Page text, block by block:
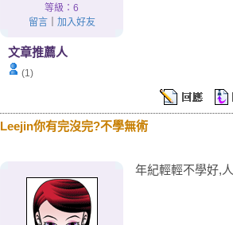
等級：6
留言｜ 加入好友
文章推薦人
(1)
Leejin你有完沒完?不學無術
年紀輕輕不學好,